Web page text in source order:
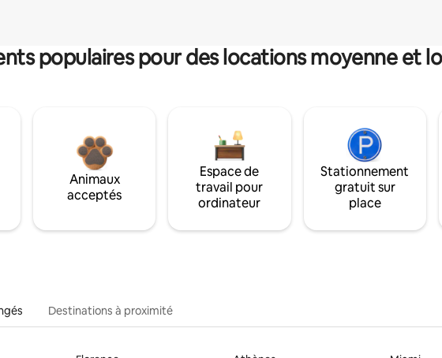
populaires pour des locations moyenne et
Animaux
acceptés
Espace de
travail pour
ordinateur
Stationnement
gratuit sur
place
Destinations à proximité